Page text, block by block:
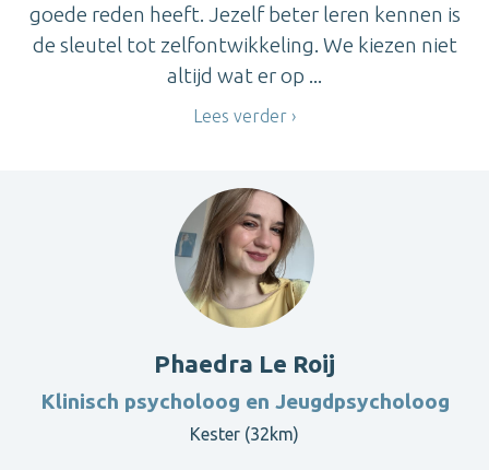
goede reden heeft. Jezelf beter leren kennen is
de sleutel tot zelfontwikkeling. We kiezen niet
altijd wat er op ...
Lees verder
Phaedra Le Roij
Klinisch psycholoog en Jeugdpsycholoog
Kester (32km)